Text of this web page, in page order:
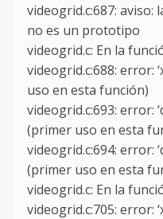
videogrid.c:687: aviso:
no es un prototipo
videogrid.c: En la
videogrid.c:688: error:
uso en esta función)
videogrid.c:693: error:
(primer uso en esta
videogrid.c:694: error:
(primer uso en esta
videogrid.c: En la
videogrid.c:705: error: